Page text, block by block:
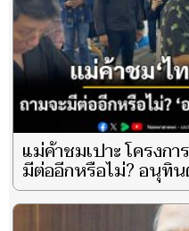
แม่ค้าชมเปาะ โครงก
มีต่ออีกหรือไม่? อนุทิ